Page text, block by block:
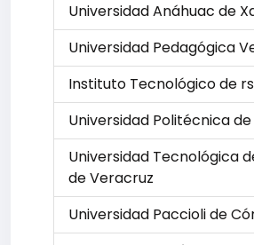
Universidad Anáhuac de
Universidad Pedagógica
Instituto Tecnológico de
Universidad Politécnica
Universidad Tecnológica
de Veracruz
Universidad Paccioli de